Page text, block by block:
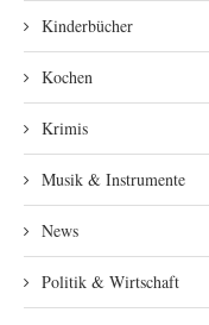
Kinderbücher
Kochen
Krimis
Musik & Instrumente
News
Politik & Wirtschaft